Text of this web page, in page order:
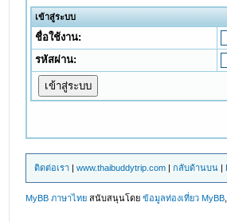
เข้าสู่ระบบ
ชื่อใช้งาน:
รหัสผ่าน:
ติดต่อเรา |www.thaibuddytrip.com |กลับด้านบน |
MyBB ภาษาไทย สนับสนุนโดยข้อมูลท่องเที่ยว MyBB